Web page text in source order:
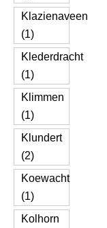
Klazienaveen
(1)
Klederdracht
(1)
Klimmen
(1)
Klundert
(2)
Koewacht
(1)
Kolhorn